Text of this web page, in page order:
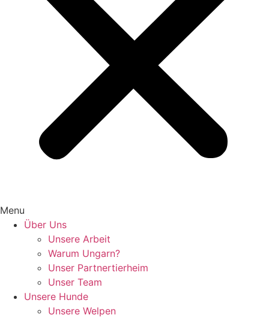
Menu
Über Uns
Unsere Arbeit
Warum Ungarn?
Unser Partnertierheim
Unser Team
Unsere Hunde
Unsere Welpen